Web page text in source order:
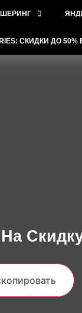
СКИДКИ ДО 50%